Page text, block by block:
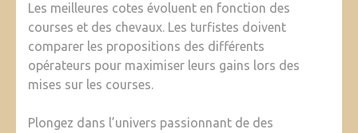
Les meilleures cotes évoluent en fonction des
courses et des chevaux. Les turfistes doivent
comparer les propositions des différents
opérateurs pour maximiser leurs gains lors des
mises sur les courses.
Plongez dans l’univers passionnant de des